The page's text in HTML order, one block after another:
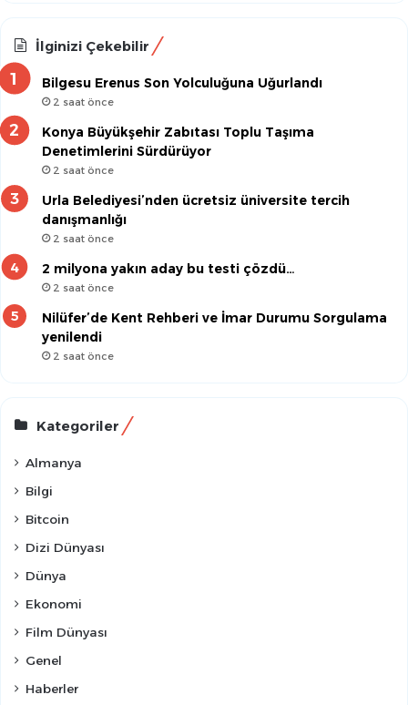
İlginizi Çekebilir
Bilgesu Erenus Son Yolculuğuna Uğurlandı
2 saat önce
Konya Büyükşehir Zabıtası Toplu Taşıma
Denetimlerini Sürdürüyor
2 saat önce
Urla Belediyesi’nden ücretsiz üniversite tercih
danışmanlığı
2 saat önce
2 milyona yakın aday bu testi çözdü…
2 saat önce
Nilüfer’de Kent Rehberi ve İmar Durumu Sorgulama
yenilendi
2 saat önce
Kategoriler
Almanya
Bilgi
Bitcoin
Dizi Dünyası
Dünya
Ekonomi
Film Dünyası
Genel
Haberler